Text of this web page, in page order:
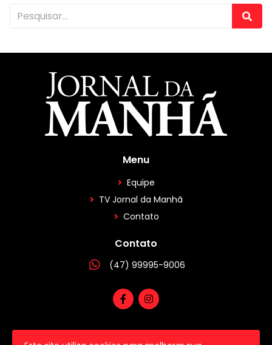
Menu
Equipe
TV Jornal da Manhã
Contato
Contato
(47) 99995-9006